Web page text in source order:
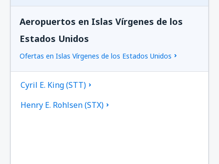
Aeropuertos en Islas Vírgenes de los
Estados Unidos
Ofertas en Islas Vírgenes de los Estados Unidos
Cyril E. King (STT)
Henry E. Rohlsen (STX)